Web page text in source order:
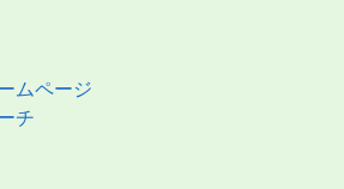
ムページ
チ